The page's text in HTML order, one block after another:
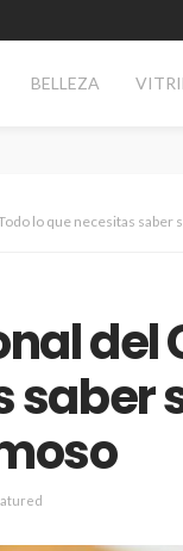
BELLEZA
lo que necesitas saber sobre
del
saber